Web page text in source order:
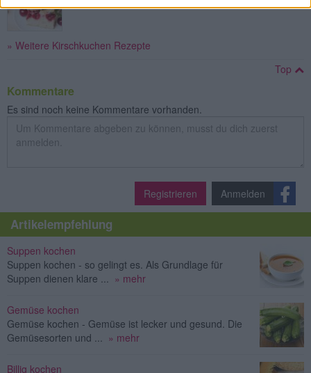
» Weitere Kirschkuchen Rezepte
Top
Kommentare
Es sind noch keine Kommentare vorhanden.
Registrieren Anmelden
Artikelempfehlung
Suppen kochen
Suppen kochen - so gelingt es. Als Grundlage für
Suppen dienen klare ...
» mehr
Gemüse kochen
Gemüse kochen - Gemüse ist lecker und gesund. Die
Gemüsesorten und ...
» mehr
Billig kochen